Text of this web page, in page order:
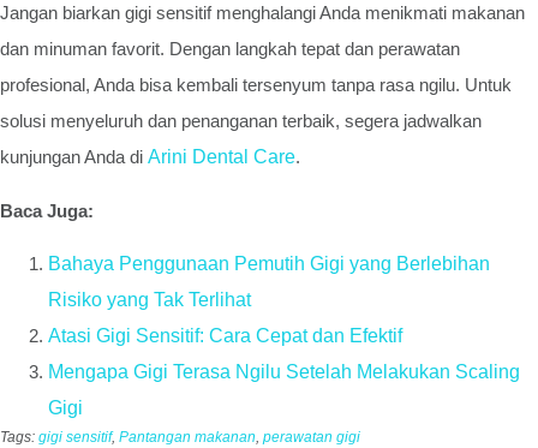
Jangan biarkan gigi sensitif menghalangi Anda menikmati makanan
dan minuman favorit. Dengan langkah tepat dan perawatan
profesional, Anda bisa kembali tersenyum tanpa rasa ngilu. Untuk
solusi menyeluruh dan penanganan terbaik, segera jadwalkan
kunjungan Anda di Arini Dental Care.
Baca Juga:
Bahaya Penggunaan Pemutih Gigi yang Berlebihan
Risiko yang Tak Terlihat
Atasi Gigi Sensitif: Cara Cepat dan Efektif
Mengapa Gigi Terasa Ngilu Setelah Melakukan Scaling
Gigi
Tags: gigi sensitif, Pantangan makanan, perawatan gigi